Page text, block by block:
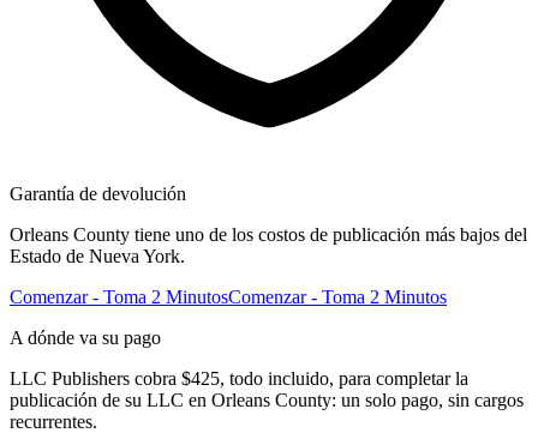
Garantía de devolución
Orleans County tiene uno de los costos de publicación más bajos del
Estado de Nueva York.
Comenzar - Toma 2 MinutosComenzar - Toma 2 Minutos
A dónde va su pago
LLC Publishers cobra $425, todo incluido, para completar la
publicación de su LLC en Orleans County: un solo pago, sin cargos
recurrentes.